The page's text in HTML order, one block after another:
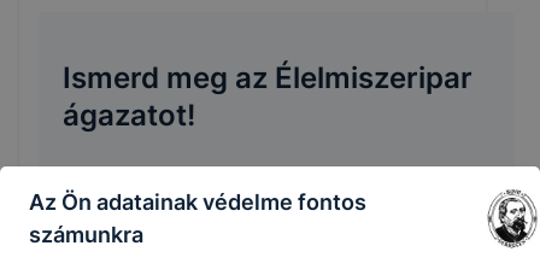
Ismerd meg az Élelmiszeripar
ágazatot!
tartalmas, finom, egészséges és biztonsággal
fogyasztható termékeket állítson elő és ezek
Az Ön adatainak védelme fontos
számunkra